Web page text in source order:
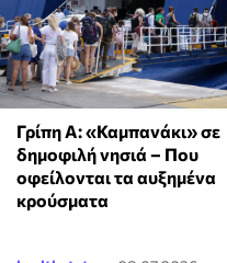
Γρίπη Α: «Καμπανάκι» σε
δημοφιλή νησιά – Που
οφείλονται τα αυξημένα
κρούσματα